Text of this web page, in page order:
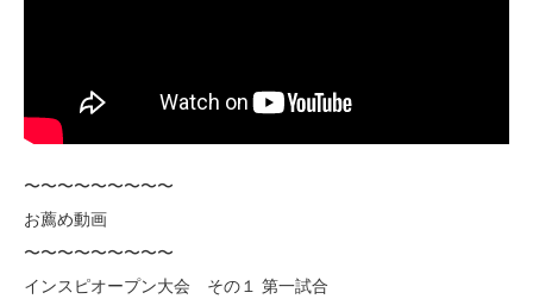
〜〜〜〜〜〜〜〜〜
お薦め動画
〜〜〜〜〜〜〜〜〜
インスピオープン大会 その１ 第一試合